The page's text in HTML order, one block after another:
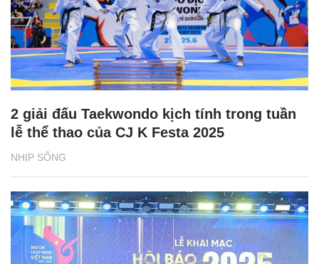
NHỊP SỐNG
2 giải đấu Taekwondo kịch tính trong tuần
lễ thể thao của CJ K Festa 2025